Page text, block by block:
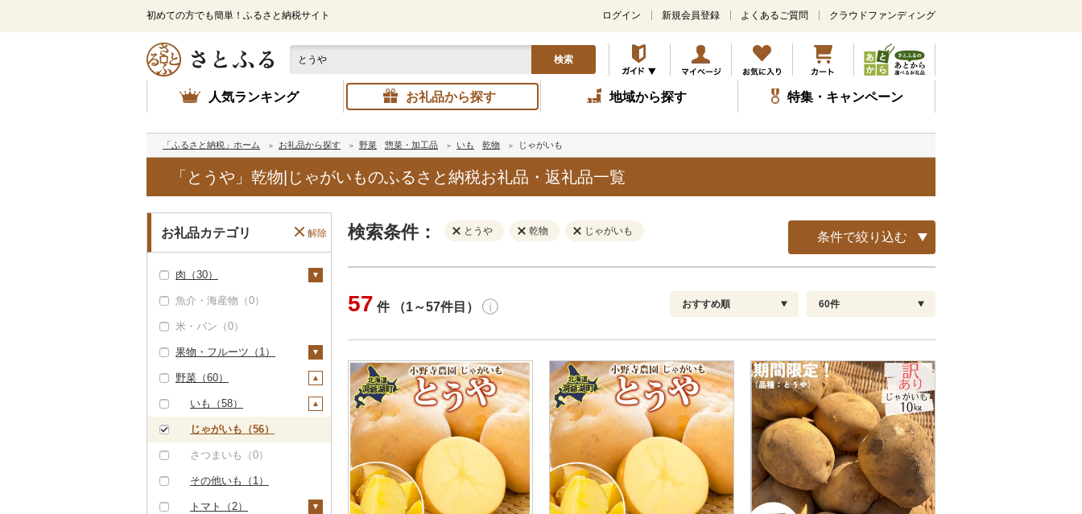
初めての方でも簡単！ふるさと納税サイト
メ
ン
コ
ン
テ
ツ
ッ
ログイン 新規会員登録 よくあるご質問 クラウドファンディング
検索
人気ランキング お礼品から探す 地域から探す 特集・キャンペーン
「ふるさと納税」ホーム お礼品から探す 野菜 惣菜・加工品 いも 乾物 じゃがいも
「とうや」乾物|じゃがいものふるさと納税お礼品・返礼品一覧
お礼品カテゴリ 解除
肉（30）
牛肉（精肉）（0）
牛肉（加工品）（0）
豚肉（精肉）（0）
豚肉（加工品）（0）
鶏肉（0）
鹿肉（0）
馬肉（0）
羊肉・ラム肉（ジンギ
魚介・海産物（0）
米・パン（0）
果物・フルーツ（1）
ぶどう・マスカット
いちご（0）
りんご（0）
野菜（60）
いも（58）
じゃがいも（56）
さつまいも（0）
その他いも（1）
トマト（2）
検索条件： とうや 乾物 じゃがいも 条件で絞り込む
円
決済方法 解除
PayPay
クレジットカード決済
Amazon Pay
楽天ペイ
メルペイ
解除
発送種別
通常
冷蔵便
冷凍便
配送指定 解除
お届け日時指定可
お届け時間帯指定可
発送される月指定可
その他 解除
さとふる限定のお礼品
定期便
さとふるアプリdeワンストップ申請
57 件 （1～57件目） おすすめ順
新着順
レビュー件数順
レビュー評価順
寄付金額が高い順
寄付金額が低い順
60件
60
90
120